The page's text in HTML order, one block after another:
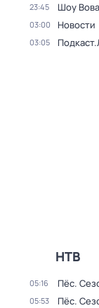
23:45 Шоу
03:00 Новости
03:05
НТВ
05:16 Пёс.
05:53 Пёс.